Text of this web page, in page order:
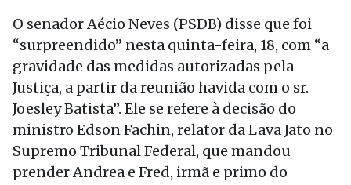
O senador Aécio Neves (PSDB) disse que foi
“surpreendido” nesta quinta-feira, 18, com “a
gravidade das medidas autorizadas pela
Justiça, a partir da reunião havida com o sr.
Joesley Batista”. Ele se refere à decisão do
ministro Edson Fachin, relator da Lava Jato no
Supremo Tribunal Federal, que mandou
prender Andrea e Fred, irmã e primo do